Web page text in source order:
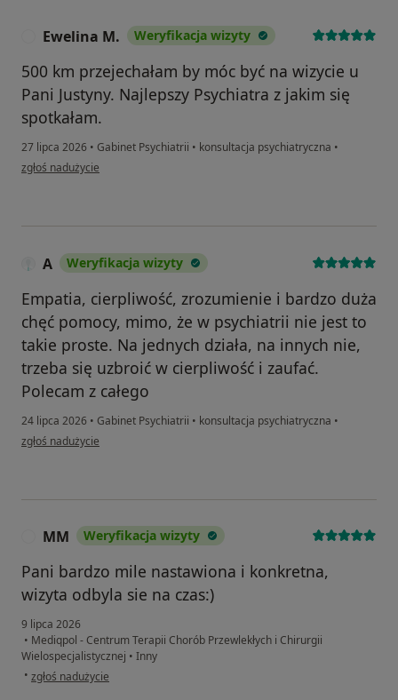
Ewelina M. Weryfikacja wizyty
500 km przejechałam by móc być na wizycie u
Pani Justyny. Najlepszy Psychiatra z jakim się
spotkałam.
27 lipca 2026 • Gabinet Psychiatrii • konsultacja psychiatryczna •
w opinii użytkownika Ewelina M.
zgłoś nadużycie
A Weryfikacja wizyty
Empatia, cierpliwość, zrozumienie i bardzo duża
chęć pomocy, mimo, że w psychiatrii nie jest to
takie proste. Na jednych działa, na innych nie,
trzeba się uzbroić w cierpliwość i zaufać.
Polecam z całego
24 lipca 2026 • Gabinet Psychiatrii • konsultacja psychiatryczna •
w opinii użytkownika A
zgłoś nadużycie
MM Weryfikacja wizyty
Pani bardzo mile nastawiona i konkretna,
wizyta odbyla sie na czas:)
9 lipca 2026
• Mediqpol - Centrum Terapii Chorób Przewlekłych i Chirurgii
Wielospecjalistycznej • Inny
• w opinii użytkownika MM
zgłoś nadużycie